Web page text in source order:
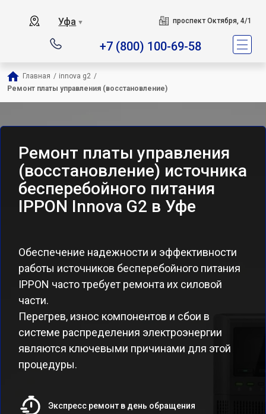
Уфа ▼ проспект Октября, 4/1
+7 (800) 100-69-58
Главная / innova g2 /
Ремонт платы управления (восстановление)
Ремонт платы управления
(восстановление) источника
бесперебойного питания
IPPON Innova G2 в Уфе
Обеспечение надежности и эффективности
работы источников бесперебойного питания
IPPON часто требует ремонта их силовой
части.
Перегрев, износ компонентов и сбои в
системе распределения электроэнергии
являются ключевыми причинами для этой
процедуры.
Экспресс ремонт в день обращения